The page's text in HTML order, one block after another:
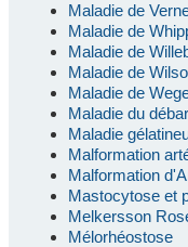
Maladie de
Maladie de
Maladie de
Maladie de
Maladie de
Maladie du
Maladie
Malformation
Malformation
Mastocytose et
Melkersson
Mélorhéostose